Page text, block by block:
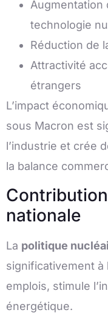
Augmentation
technologie
Réduction de
Attractivité
étrangers
L’impact
sous Macron est
l’industrie et crée
la balance
nationale
La politique
significativement à
emplois, stimule
énergétique.